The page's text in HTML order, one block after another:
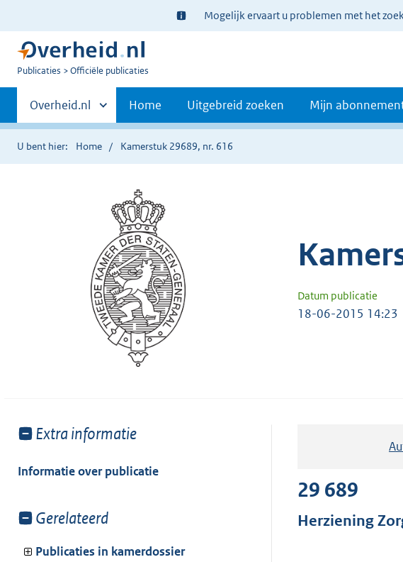
Ter
informatie:
Mogelijk ervaart u problemen met het
U
Publicaties Officiële publicaties
Primaire
navigatie
Andere
sites
binnen
Overheid.nl Home Uitgebreid zoeken Mijn
U bent hier: Home Kamerstuk 29689, nr. 616
Datum publicatie
18-06-2015 14:23
Toon
van:
Extra informatie
Informatie over publicatie
Toon
van:
Gerelateerd
Publicaties in kamerdossier
29 689
Herziening